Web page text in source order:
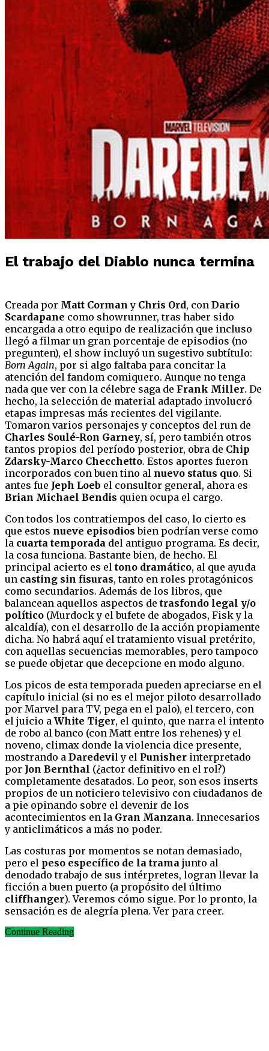
El trabajo del Diablo nunca termina
Creada por Matt Corman y Chris Ord, con Dario
Scardapane como showrunner, tras haber sido
encargada a otro equipo de realización que incluso
llegó a filmar un gran porcentaje de episodios (no
pregunten), el show incluyó un sugestivo subtítulo:
Born Again, por si algo faltaba para concitar la
atención del fandom comiquero. Aunque no tenga
nada que ver con la célebre saga de Frank Miller. De
hecho, la selección de material adaptado involucró
etapas impresas más recientes del vigilante.
Tomaron varios personajes y conceptos del run de
Charles Soulé-Ron Garney, sí, pero también otros
tantos propios del período posterior, obra de Chip
Zdarsky-Marco Checchetto. Estos aportes fueron
incorporados con buen tino al nuevo status quo. Si
antes fue Jeph Loeb el consultor general, ahora es
Brian Michael Bendis quien ocupa el cargo.
Con todos los contratiempos del caso, lo cierto es
que estos nueve episodios bien podrían verse como
la cuarta temporada del antiguo programa. Es decir,
la cosa funciona. Bastante bien, de hecho. El
principal acierto es el tono dramático, al que ayuda
un casting sin fisuras, tanto en roles protagónicos
como secundarios. Además de los libros, que
balancean aquellos aspectos de trasfondo legal y/o
político (Murdock y el bufete de abogados, Fisk y la
alcaldía), con el desarrollo de la acción propiamente
dicha. No habrá aquí el tratamiento visual pretérito,
con aquellas secuencias memorables, pero tampoco
se puede objetar que decepcione en modo alguno.
Los picos de esta temporada pueden apreciarse en el
capítulo inicial (si no es el mejor piloto desarrollado
por Marvel para TV, pega en el palo), el tercero, con
el juicio a White Tiger, el quinto, que narra el intento
de robo al banco (con Matt entre los rehenes) y el
noveno, climax donde la violencia dice presente,
mostrando a Daredevil y el Punisher interpretado
por Jon Bernthal (¿actor definitivo en el rol?)
completamente desatados. Lo peor, son esos inserts
propios de un noticiero televisivo con ciudadanos de
a pie opinando sobre el devenir de los
acontecimientos en la Gran Manzana. Innecesarios
y anticlimáticos a más no poder.
Las costuras por momentos se notan demasiado,
pero el peso específico de la trama junto al
denodado trabajo de sus intérpretes, logran llevar la
ficción a buen puerto (a propósito del último
cliffhanger). Veremos cómo sigue. Por lo pronto, la
sensación es de alegría plena. Ver para creer.
Continue Reading